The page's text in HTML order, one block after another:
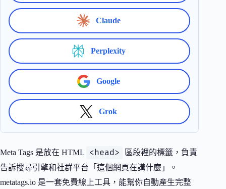
Claude
Perplexity
Google
Grok
Meta Tags 是放在 HTML <head>
區段裡的標籤，負責
告訴搜尋引擎和社群平台「這個網頁在講什麼」。
metatags.io 是一套免費線上工具，能幫你自動產生完整